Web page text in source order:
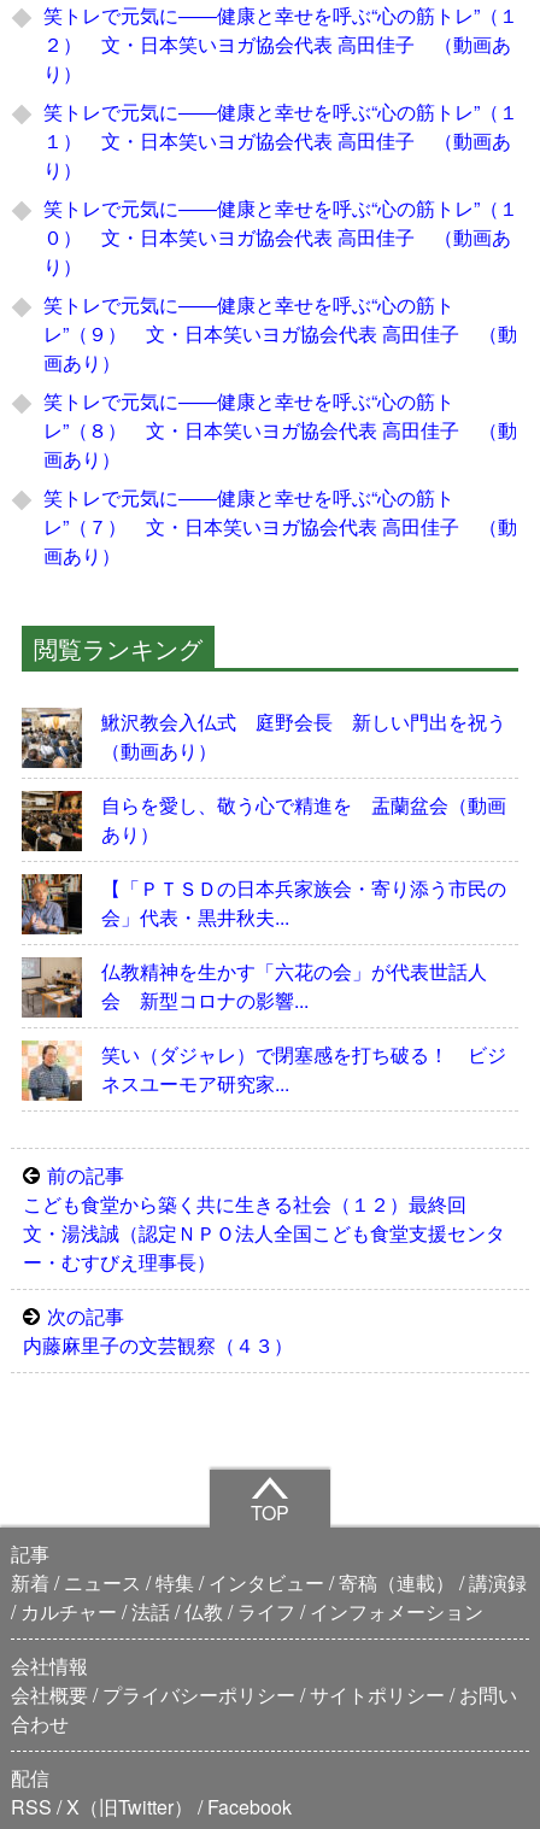
笑トレで元気に――健康と幸せを呼ぶ“心の筋トレ”（１
２） 文・日本笑いヨガ協会代表 高田佳子 （動画あ
り）
笑トレで元気に――健康と幸せを呼ぶ“心の筋トレ”（１
１） 文・日本笑いヨガ協会代表 高田佳子 （動画あ
り）
笑トレで元気に――健康と幸せを呼ぶ“心の筋トレ”（１
０） 文・日本笑いヨガ協会代表 高田佳子 （動画あ
り）
笑トレで元気に――健康と幸せを呼ぶ“心の筋ト
レ”（９） 文・日本笑いヨガ協会代表 高田佳子 （動
画あり）
笑トレで元気に――健康と幸せを呼ぶ“心の筋ト
レ”（８） 文・日本笑いヨガ協会代表 高田佳子 （動
画あり）
笑トレで元気に――健康と幸せを呼ぶ“心の筋ト
レ”（７） 文・日本笑いヨガ協会代表 高田佳子 （動
画あり）
閲覧ランキング
鰍沢教会入仏式 庭野会長 新しい門出を祝う
（動画あり）
自らを愛し、敬う心で精進を 盂蘭盆会（動画
あり）
【「ＰＴＳＤの日本兵家族会・寄り添う市民の
会」代表・黒井秋夫...
仏教精神を生かす「六花の会」が代表世話人
会 新型コロナの影響...
笑い（ダジャレ）で閉塞感を打ち破る！ ビジ
ネスユーモア研究家...
前の記事
こども食堂から築く共に生きる社会（１２）最終回
文・湯浅誠（認定ＮＰＯ法人全国こども食堂支援センタ
ー・むすびえ理事長）
次の記事
内藤麻里子の文芸観察（４３）
TOP
記事
新着
ニュース 特集 インタビュー 寄稿（連載）
講演録
カルチャー 法話 仏教 ライフ
インフォメーション
会社情報
会社概要 プライバシーポリシー サイトポリシー
お問い
合わせ
配信
RSS X（旧Twitter） Facebook